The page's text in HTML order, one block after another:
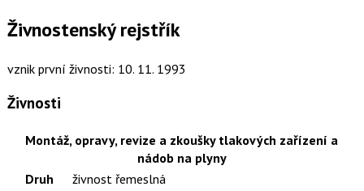
Živnostenský rejstřík
vznik první živnosti: 10. 11. 1993
Živnosti
Montáž, opravy, revize a zkoušky tlakových zařízení a
nádob na plyny
Druh
živnost řemeslná